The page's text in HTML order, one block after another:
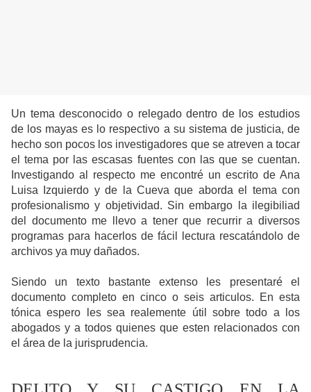
Un tema desconocido o relegado dentro de los estudios
de los mayas es lo respectivo a su sistema de justicia, de
hecho son pocos los investigadores que se atreven a tocar
el tema por las escasas fuentes con las que se cuentan.
Investigando al respecto me encontré un escrito de Ana
Luisa Izquierdo y de la Cueva que aborda el tema con
profesionalismo y objetividad. Sin embargo la ilegibiliad
del documento me llevo a tener que recurrir a diversos
programas para hacerlos de fácil lectura rescatándolo de
archivos ya muy dañados.
Siendo un texto bastante extenso les presentaré el
documento completo en cinco o seis articulos. En esta
tónica espero les sea realemente útil sobre todo a los
abogados y a todos quienes que esten relacionados con
el área de la jurisprudencia.